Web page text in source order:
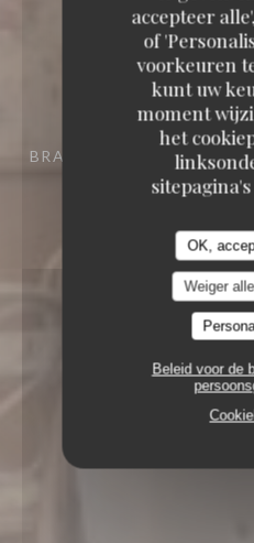
accepteer
of
voorkeuren
kunt uw
moment
het
OK,
Weiger
Beleid voor de
BRASSERIE 10 RUE